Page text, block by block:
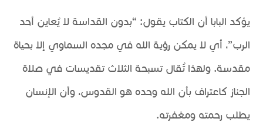
يؤكد البابا أن الكتاب يقول: “بدون القداسة لا يُعاين أحد
الرب”، أي لا يمكن رؤية الله في مجده السماوي إلا بحياة
مقدسة. ولهذا تُقال تسبحة الثلاث تقديسات في صلاة
الجناز كاعتراف بأن الله وحده هو القدوس، وأن الإنسان
يطلب رحمته ومغفرته.